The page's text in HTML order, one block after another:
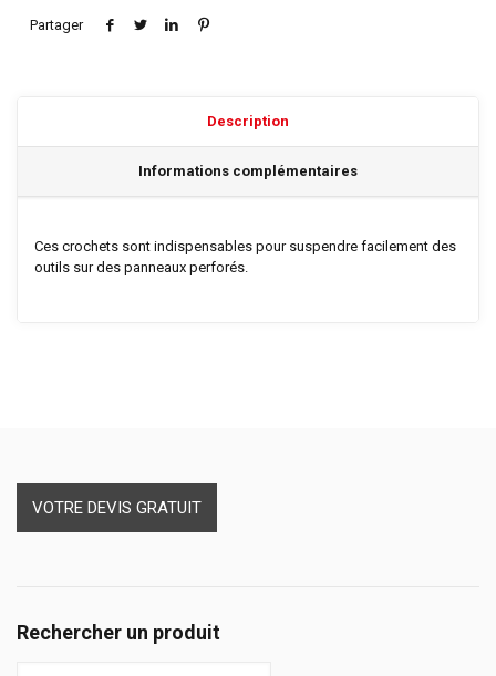
Partager
Description
Informations complémentaires
Ces crochets sont indispensables pour suspendre facilement des
outils sur des panneaux perforés.
VOTRE DEVIS GRATUIT
Rechercher un produit